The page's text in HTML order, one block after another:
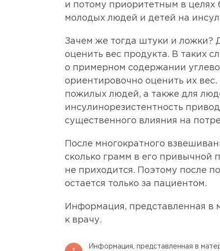
и потому приоритетным в целях
молодых людей и детей на
Зачем же тогда штуки и ложки?
оценить вес продукта. В таких
о примерном содержании
ориентировочно оценить их
пожилых людей, а также для
инсулинорезистентность
существенного влияния на
После многократного
сколько грамм в его привычной
не приходится. Поэтому после
остается только за пациентом.
Информация, представленная в
к врачу.
Информация, представленная в